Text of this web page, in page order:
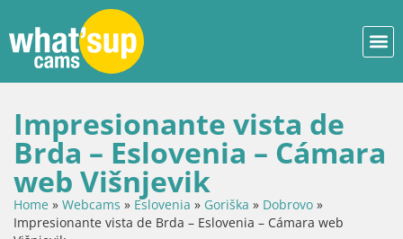
Impresionante vista de
Brda – Eslovenia – Cámara
web Višnjevik
Home » Webcams » Eslovenia » Goriška » Dobrovo »
Impresionante vista de Brda – Eslovenia – Cámara web